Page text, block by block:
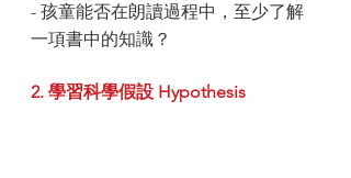
- 孩童能否在朗讀過程中，至少了解
一項書中的知識？
2. 學習科學假設 Hypothesis